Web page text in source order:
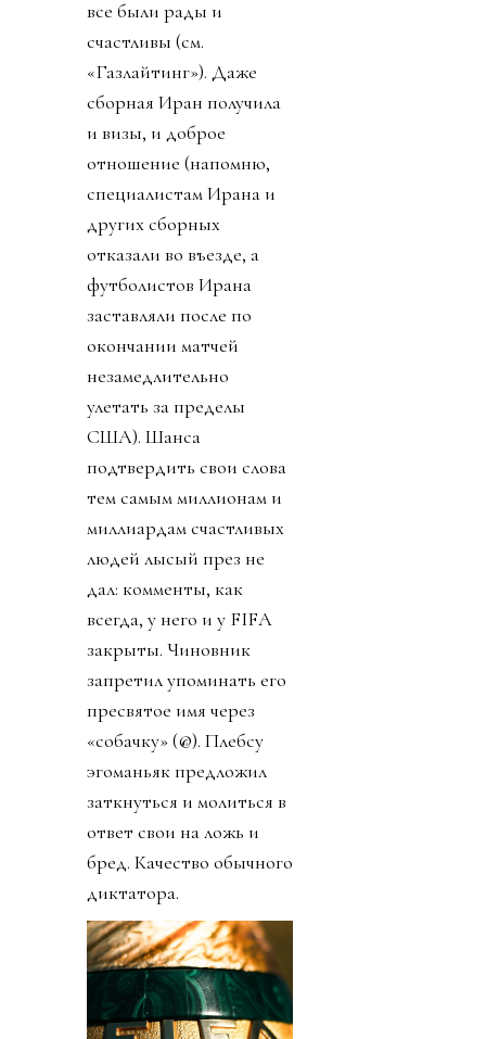
все были рады и
счастливы (см.
«Газлайтинг»). Даже
сборная Иран получила
и визы, и доброе
отношение (напомню,
специалистам Ирана и
других сборных
отказали во въезде, а
футболистов Ирана
заставляли после по
окончании матчей
незамедлительно
улетать за пределы
США). Шанса
подтвердить свои слова
тем самым миллионам и
миллиардам счастливых
людей лысый през не
дал: комменты, как
всегда, у него и у FIFA
закрыты. Чиновник
запретил упоминать его
пресвятое имя через
«собачку» (@). Плебсу
эгоманьяк предложил
заткнуться и молиться в
ответ свои на ложь и
бред. Качество обычного
диктатора.